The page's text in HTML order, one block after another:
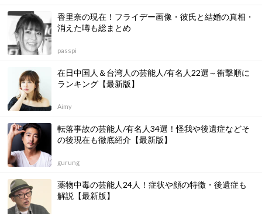
香里奈の現在！フライデー画像・彼氏と結婚の真相・
消えた噂も総まとめ
passpi
在日中国人＆台湾人の芸能人/有名人22選～衝撃順に
ランキング【最新版】
Aimy
転落事故の芸能人/有名人34選！怪我や後遺症などそ
の後現在も徹底紹介【最新版】
gurung
薬物中毒の芸能人24人！症状や顔の特徴・後遺症も
解説【最新版】